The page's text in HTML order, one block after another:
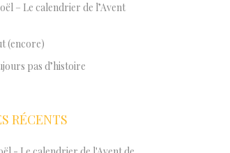
– Le calendrier de l’Avent
(encore)
pas d’histoire
RÉCENTS